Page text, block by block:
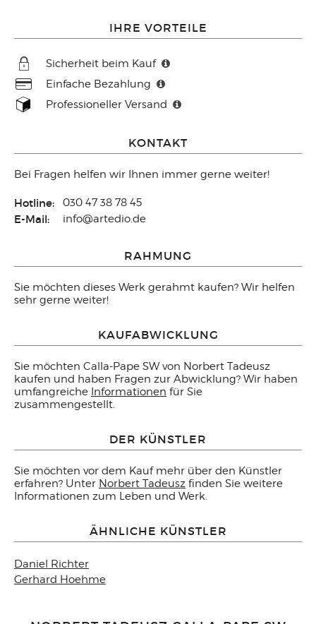
IHRE VORTEILE
Sicherheit beim Kauf
Einfache Bezahlung
Professioneller Versand
KONTAKT
Bei Fragen helfen wir Ihnen immer gerne weiter!
Hotline: 030 47 38 78 45
E-Mail: info@artedio.de
RAHMUNG
Sie möchten dieses Werk gerahmt kaufen? Wir helfen
sehr gerne weiter!
KAUFABWICKLUNG
Sie möchten Calla-Pape SW von Norbert Tadeusz
kaufen und haben Fragen zur Abwicklung? Wir haben
umfangreiche Informationen für Sie
zusammengestellt.
DER KÜNSTLER
Sie möchten vor dem Kauf mehr über den Künstler
erfahren? Unter Norbert Tadeusz finden Sie weitere
Informationen zum Leben und Werk.
ÄHNLICHE KÜNSTLER
Daniel Richter
Gerhard Hoehme